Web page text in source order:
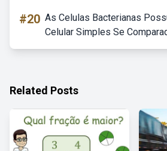
#20 As Celulas Bacterianas
Celular Simples Se
Related Posts